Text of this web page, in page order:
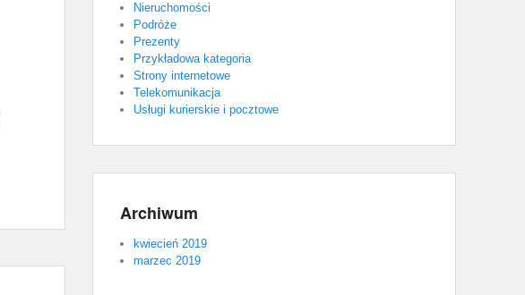
Nieruchomości
Podróże
Prezenty
Przykładowa kategoria
Strony internetowe
Telekomunikacja
Usługi kurierskie i pocztowe
Archiwum
kwiecień 2019
marzec 2019